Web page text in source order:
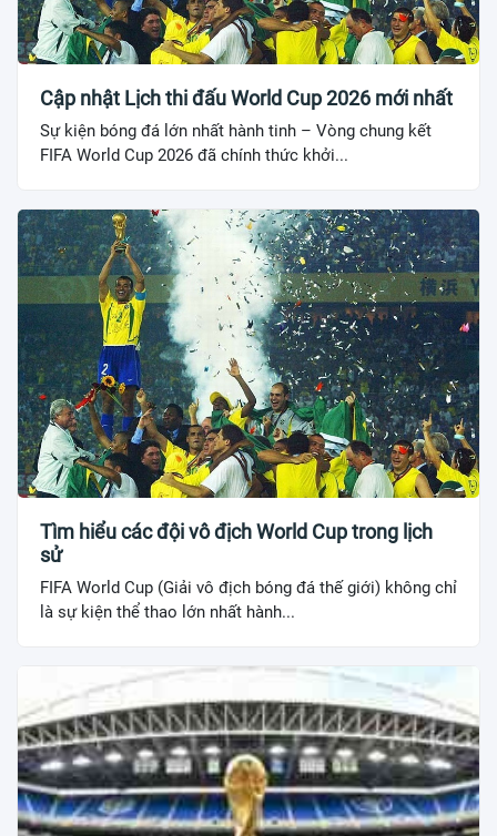
Cập nhật Lịch thi đấu World Cup 2026 mới nhất
Sự kiện bóng đá lớn nhất hành tinh – Vòng chung kết
FIFA World Cup 2026 đã chính thức khởi...
Tìm hiểu các đội vô địch World Cup trong lịch
sử
FIFA World Cup (Giải vô địch bóng đá thế giới) không chỉ
là sự kiện thể thao lớn nhất hành...